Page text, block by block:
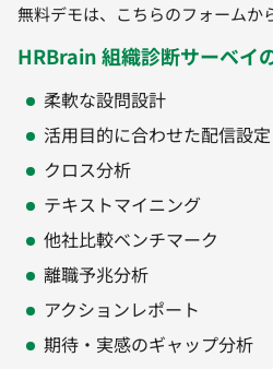
無料デモは、こちらのフォームか
HRBrain 組織診断サーベイ
柔軟な設問設計
活用目的に合わせた配信設定
クロス分析
テキストマイニング
他社比較ベンチマーク
離職予兆分析
アクションレポート
期待・実感のギャップ分析